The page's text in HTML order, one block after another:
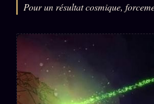
TOUTES LES RUBRIQUES →
DÉTONATIONS
Pour un résultat cosmique,